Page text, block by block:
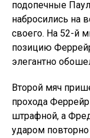
подопечные
набросились на
своего. На 52-й
позицию
элегантно
Второй мяч
прохода
штрафной, а
ударом повторно